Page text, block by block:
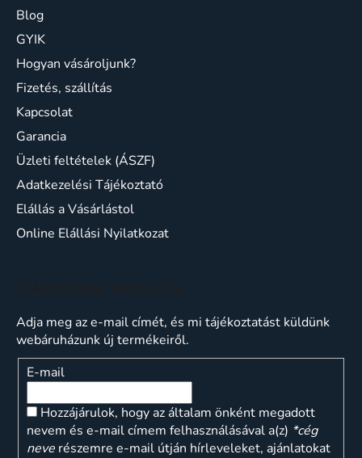
Blog
GYIK
Hogyan vásároljunk?
Fizetés, szállítás
Kapcsolat
Garancia
Üzleti feltételek (ÁSZF)
Adatkezelési Tájékoztató
Elállás a Vásárlástol
Online Elállási Nyilatkozat
Adja meg az e-mail címét, és mi tájékoztatást küldünk
webáruházunk új termékeiről.
E-mail
Hozzájárulok, hogy az általam önként megadott
nevem és e-mail címem felhasználásával a(z) *cég
neve részemre e-mail útján hírleveleket, ajánlatokat